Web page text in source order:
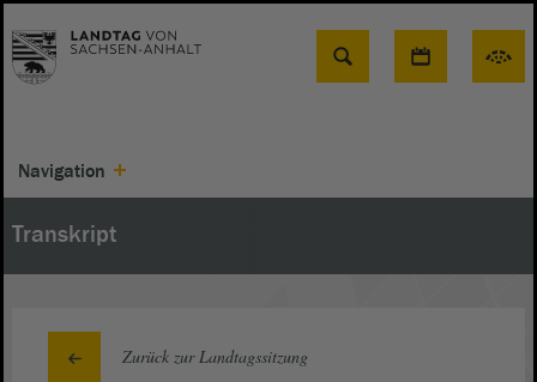
Suche
Navigation
Transkript
Zurück zur Landtagssitzung